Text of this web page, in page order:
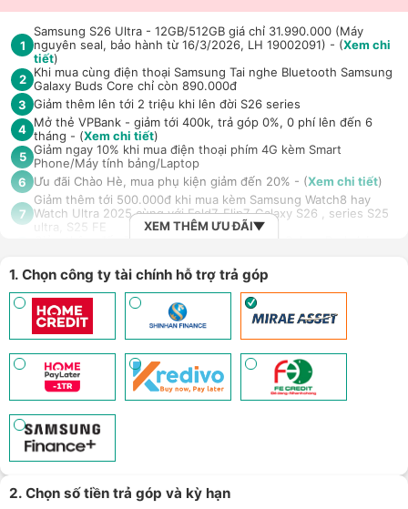
1
Samsung S26 Ultra - 12GB/512GB giá chỉ 31.990.000 (Máy
nguyên seal, bảo hành từ 16/3/2026, LH 19002091) - (Xem chi
tiết)
2 Khi mua cùng điện thoại Samsung Tai nghe Bluetooth Samsung
Galaxy Buds Core chỉ còn 890.000đ
3 Giảm thêm lên tới 2 triệu khi lên đời S26 series
4 Mở thẻ VPBank - giảm tới 400k, trả góp 0%, 0 phí lên đến 6
tháng - (Xem chi tiết)
5 Giảm ngay 10% khi mua điện thoại phím 4G kèm Smart
Phone/Máy tính bảng/Laptop
6
Ưu đãi Chào Hè, mua phụ kiện giảm đến 20% - (Xem chi tiết)
7
Giảm thêm tới 500.000đ khi mua kèm Samsung Watch8 hay
Watch Ultra 2025 cùng với Fold7, Flip7, Galaxy S26 , series S25
ultra, S25 FE
9 Ưu đãi mua Ốp PITAKA kèm máy Samsung S26 series và
Samsung FOLD 7/8 series giảm 100.000đ - (
10 Mở thẻ Max Card nhận loạt đặc quyền - Hoàn tiền lên đến 18
triệu đồng - (
Xem chi tiết)
Trả góp 4 không, duyệt nhanh 10 phút, kỳ hạn tới 12 tháng với
công ty tài chính/thẻ tín dụng
12 An tâm sử dụng sản phẩm dài lâu với gói bảo hành mở rộng H-
Care (LH 1900.2091) - (
Xem chi tiết
Giảm 5% tối đa 500k khi thanh toán qua Spaylater - (
tiết)
14 Ưu đãi mua dán màn hình kèm máy Điện thoại/Máy tính
bảng/Laptop/Đồng hồ giảm 10% - (
15
Giảm thêm 15% tối đa 1.000.000đ với các sản phẩm Loa, tai nghe
Sony khi mua kèm với các sản phẩm: Laptop/ Điện thoại/ Đồng
hồ thông minh - (
tháng - (Xem chi tiết)
Giảm tới 500.000đ khi thanh toán qua Homepaylater - (
XEM THÊM ƯU ĐÃI
1. Chọn công ty tài chính hỗ trợ trả góp
2. Chọn số tiền trả góp và kỳ hạn